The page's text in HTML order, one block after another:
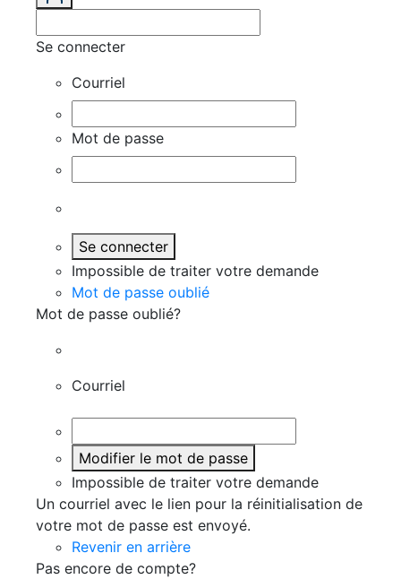
Se connecter
Courriel
Mot de passe
Se connecter
Impossible de traiter votre demande
Mot de passe oublié
Mot de passe oublié?
Courriel
Modifier le mot de passe
Impossible de traiter votre demande
Un courriel avec le lien pour la réinitialisation de
votre mot de passe est envoyé.
Revenir en arrière
Pas encore de compte?